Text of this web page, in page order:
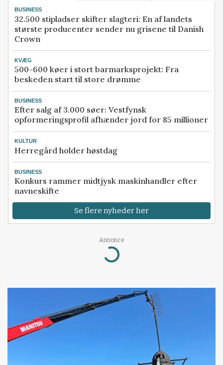
BUSINESS
32.500 stipladser skifter slagteri: En af landets
største producenter sender nu grisene til Danish
Crown
KVÆG
500-600 køer i stort barmarksprojekt: Fra
beskeden start til store drømme
BUSINESS
Efter salg af 3.000 søer: Vestfynsk
opformeringsprofil afhænder jord for 85 millioner
KULTUR
Herregård holder høstdag
BUSINESS
Konkurs rammer midtjysk maskinhandler efter
navneskifte
Se flere nyheder her
Annonce
Loading...